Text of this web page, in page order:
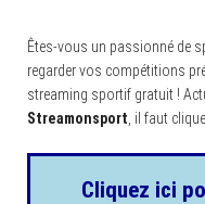
Êtes-vous un passionné de
regarder vos compétitions
streaming sportif gratuit !
Streamonsport , il faut
Cliquez ici